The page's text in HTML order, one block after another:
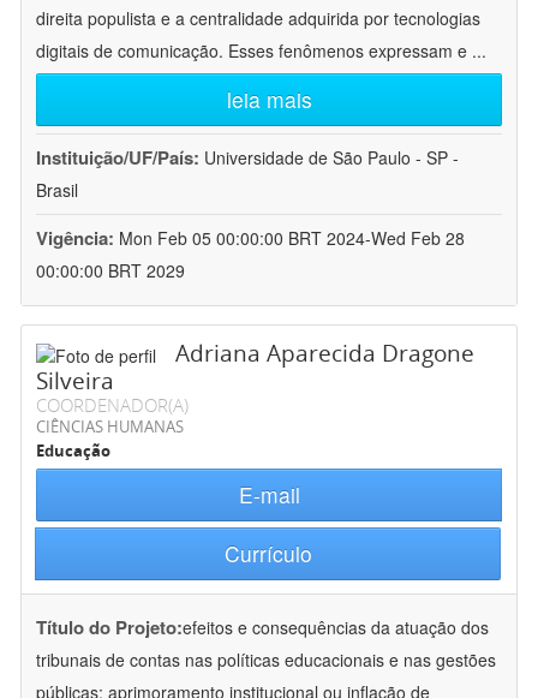
direita populista e a centralidade adquirida por tecnologias
digitais de comunicação. Esses fenômenos expressam e ...
leia mais
Instituição/UF/País: Universidade de São Paulo - SP -
Brasil
Vigência: Mon Feb 05 00:00:00 BRT 2024-Wed Feb 28
00:00:00 BRT 2029
Adriana Aparecida Dragone
Silveira
COORDENADOR(A)
CIÊNCIAS HUMANAS
Educação
E-mail
Currículo
Título do Projeto:efeitos e consequências da atuação dos
tribunais de contas nas políticas educacionais e nas gestões
públicas: aprimoramento institucional ou inflação de